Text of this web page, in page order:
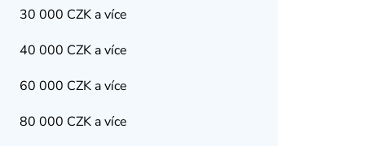
30 000 CZK a více
40 000 CZK a více
60 000 CZK a více
80 000 CZK a více